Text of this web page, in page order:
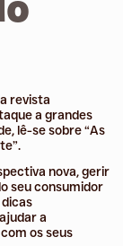
revista
a grandes
lê-se sobre “As
nova, gerir
seu consumidor
a
os seus